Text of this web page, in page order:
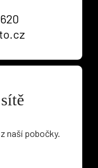
naší pobočky.